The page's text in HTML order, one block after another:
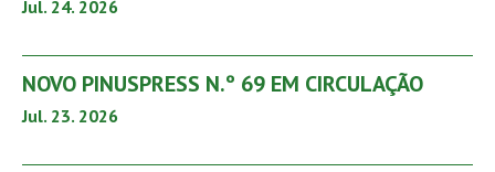
Jul. 24. 2026
NOVO PINUSPRESS N.º 69 EM CIRCULAÇÃO
Jul. 23. 2026